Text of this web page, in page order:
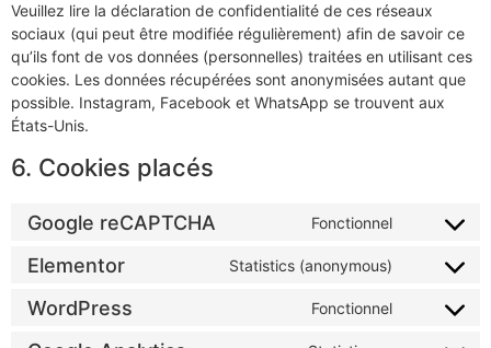
Veuillez lire la déclaration de confidentialité de ces réseaux
sociaux (qui peut être modifiée régulièrement) afin de savoir ce
qu’ils font de vos données (personnelles) traitées en utilisant ces
cookies. Les données récupérées sont anonymisées autant que
possible. Instagram, Facebook et WhatsApp se trouvent aux
États-Unis.
6. Cookies placés
Google reCAPTCHA Fonctionnel
Elementor Statistics (anonymous)
WordPress Fonctionnel